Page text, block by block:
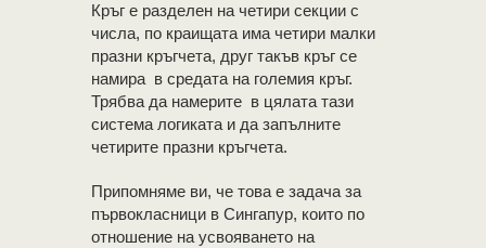
Кръг е разделен на четири секции с
числа, по краищата има четири малки
празни кръгчета, друг такъв кръг се
намира в средата на големия кръг.
Трябва да намерите в цялата тази
система логиката и да запълните
четирите празни кръгчета.
Припомняме ви, че това е задача за
първокласници в Сингапур, които по
отношение на усвояването на